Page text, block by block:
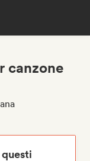
canzone